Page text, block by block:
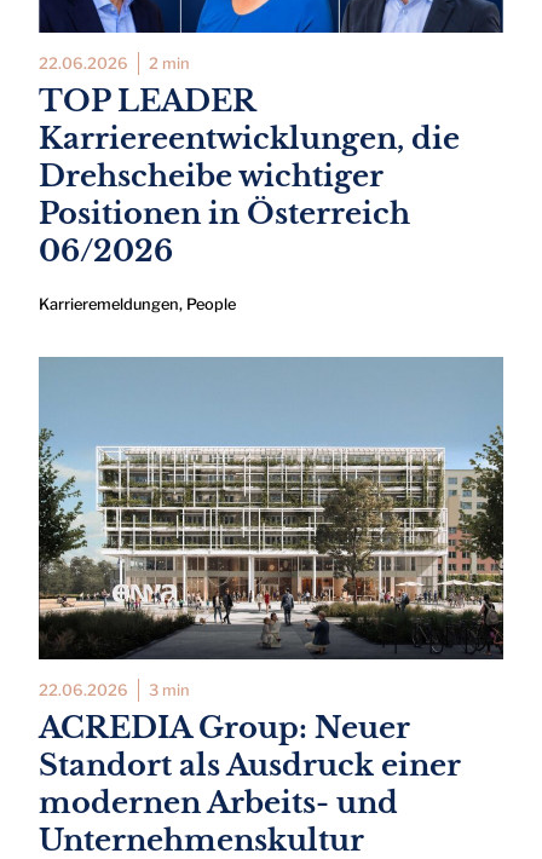
22.06.2026 2 min
TOP LEADER
Karriereentwicklungen, die
Drehscheibe wichtiger
Positionen in Österreich
06/2026
Karrieremeldungen, People
22.06.2026 3 min
ACREDIA Group: Neuer
Standort als Ausdruck einer
modernen Arbeits- und
Unternehmenskultur